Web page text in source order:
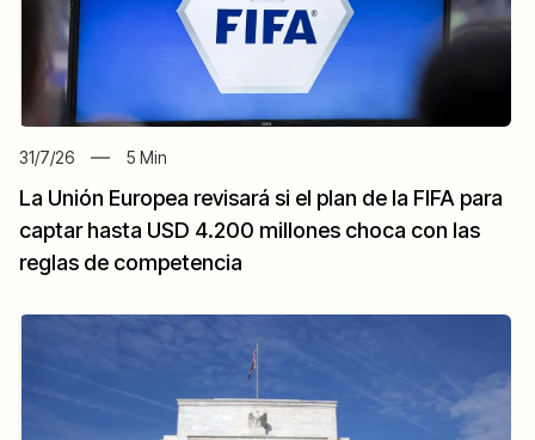
31/7/26 5 Min
La Unión Europea revisará si el plan de la FIFA para
captar hasta USD 4.200 millones choca con las
reglas de competencia